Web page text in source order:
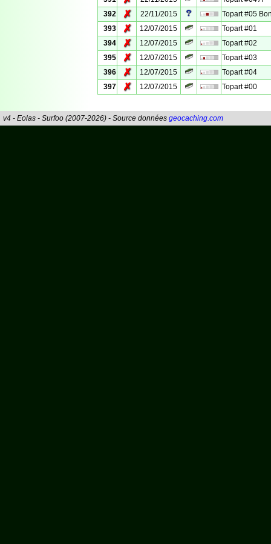
392
✗ 22/11/2015
Topart #05
393
✗ 12/07/2015
Topart #01
394
✗ 12/07/2015
Topart #02
395
✗ 12/07/2015
Topart #03
396
✗ 12/07/2015
Topart #04
397
✗ 12/07/2015 Topart #00
v4 - Eolas - Surfoo (2007-2026) - Source données geocaching.com